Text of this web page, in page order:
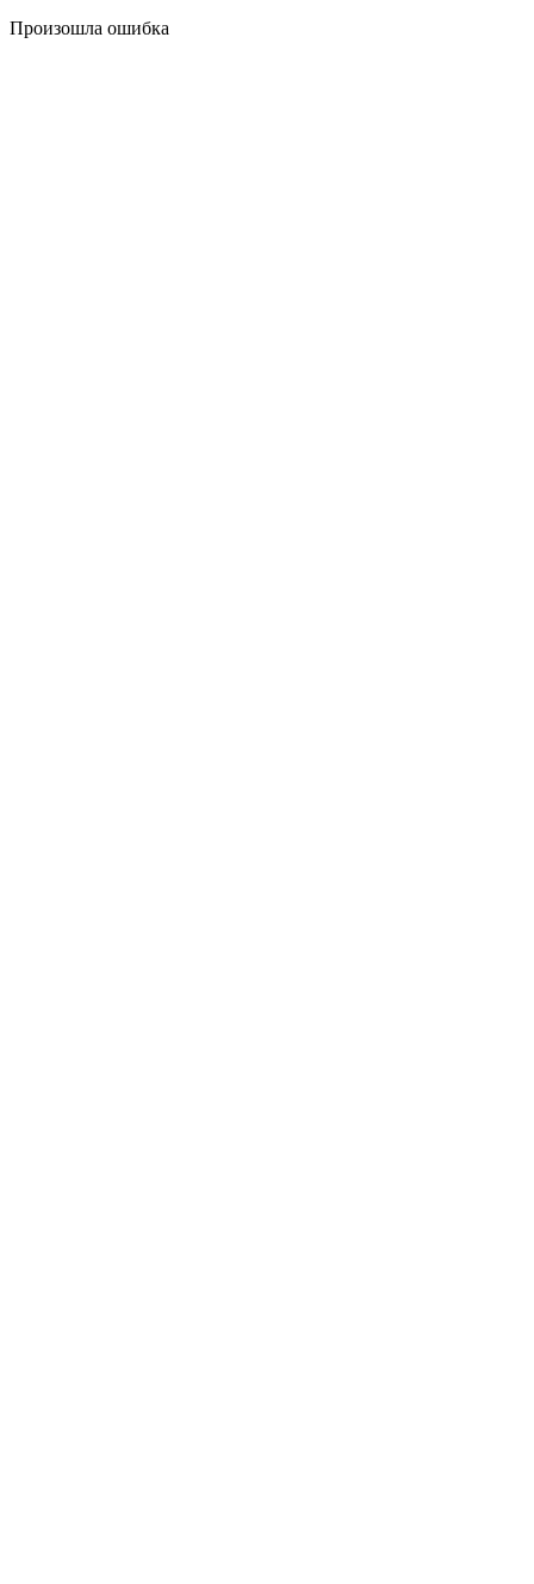
Произошла ошибка